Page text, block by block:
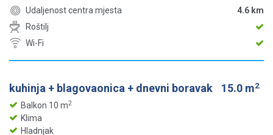
Udaljenost centra mjesta
4.6 km
Roštilj
Wi-Fi
kuhinja + blagovaonica + dnevni boravak 15.0 m2
Balkon 10 m2
Klima
Hladnjak